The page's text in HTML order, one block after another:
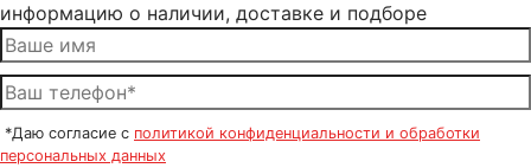
информацию о наличии, доставке и подборе
*Даю согласие с политикой конфиденциальности и обработки
персональных данных